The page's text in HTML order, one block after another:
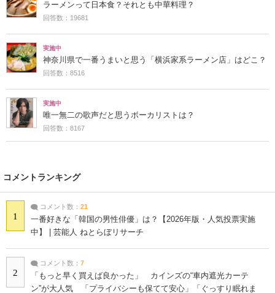
ラーメンって日本食？それとも中華料理？
回答数：19681
実施中
神奈川県で一番うまいと思う「横浜家系ラーメン店」はどこ？
回答数：8516
実施中
唯一無二の歌声だと思うボーカリストは？
回答数：8167
コメントランキング
1
コメント数： 21
一番好きな「韓国の男性俳優」は？【2026年版・人気投票実施
中】 | 芸能人 ねとらぼリサーチ
2
コメント数： 7
「もっと早く買えば良かった」 カインズの“車内遮光カーテ
ン”が大人気 「プライバシーも保てて安心」「ぐっすり眠れま